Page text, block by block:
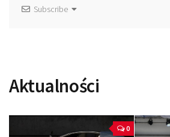
Subscribe
Aktualności
0